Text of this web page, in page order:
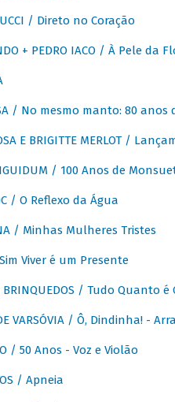
/ Direto no Coração
+ PEDRO IACO / À Pele da
/ No mesmo manto: 80 anos
E BRIGITTE MERLOT /
/ 100 Anos de
/ O Reflexo da Água
/ Minhas Mulheres Tristes
Viver é um Presente
BRINQUEDOS / Tudo Quanto é
VARSÓVIA / Ô, Dindinha! -
/ 50 Anos - Voz e Violão
/ Apneia